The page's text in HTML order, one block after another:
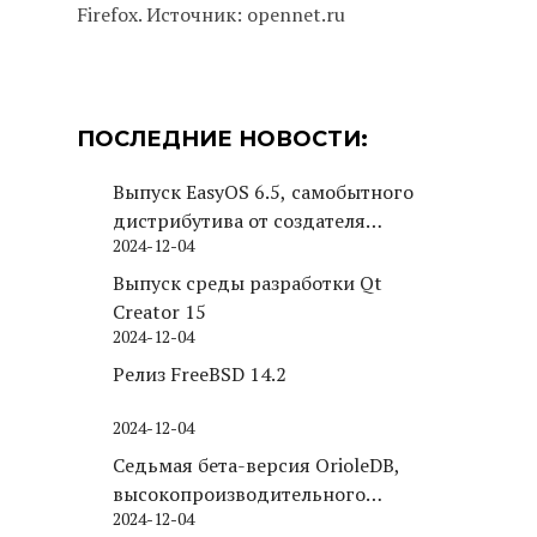
Firefox. Источник: opennet.ru
ПОСЛЕДНИЕ НОВОСТИ:
Выпуск EasyOS 6.5, самобытного
дистрибутива от создателя
Puppy Linux
2024-12-04
Выпуск среды разработки Qt
Creator 15
2024-12-04
Релиз FreeBSD 14.2
2024-12-04
Седьмая бета-версия OrioleDB,
высокопроизводительного
движка хранения для PostgreSQL
2024-12-04